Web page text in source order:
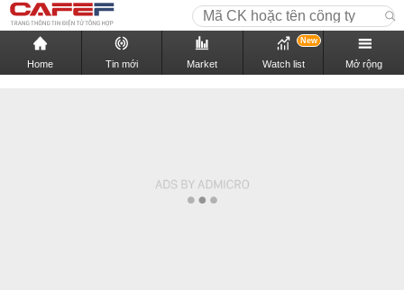
Home Tin mới Market Watch list
New
Mở rộng